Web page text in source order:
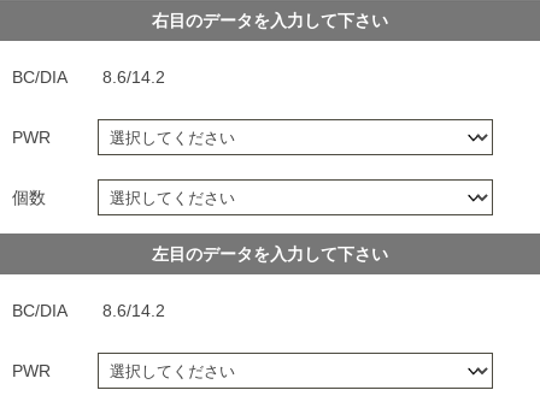
右目のデータを入力して下さい
BC/DIA 8.6/14.2
PWR
個数
左目のデータを入力して下さい
BC/DIA 8.6/14.2
PWR